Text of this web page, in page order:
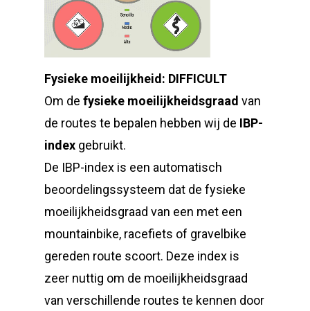
Fysieke moeilijkheid: DIFFICULT
Om de fysieke moeilijkheidsgraad van
de routes te bepalen hebben wij de IBP-
index gebruikt.
De IBP-index is een automatisch
beoordelingssysteem dat de fysieke
moeilijkheidsgraad van een met een
mountainbike, racefiets of gravelbike
gereden route scoort. Deze index is
zeer nuttig om de moeilijkheidsgraad
van verschillende routes te kennen door